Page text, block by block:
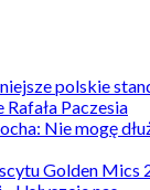
polskie
Nie mogę
Golden Mics